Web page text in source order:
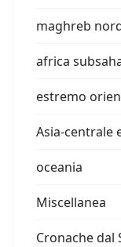
maghreb
africa
estremo
Asia-centrale
oceania
Miscellanea
Cronache dal